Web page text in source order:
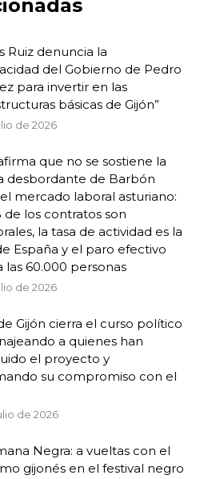
Ruiz denuncia la
del Gobierno de Pedro
para invertir en las
básicas de Gijón”
de 2026
que no se sostiene la
desbordante de Barbón
mercado laboral asturiano:
de los contratos son
la tasa de actividad es la
España y el paro efectivo
las 60.000 personas
de 2026
Gijón cierra el curso político
a quienes han
el proyecto y
su compromiso con el
de 2026
Negra: a vueltas con el
gijonés en el festival negro